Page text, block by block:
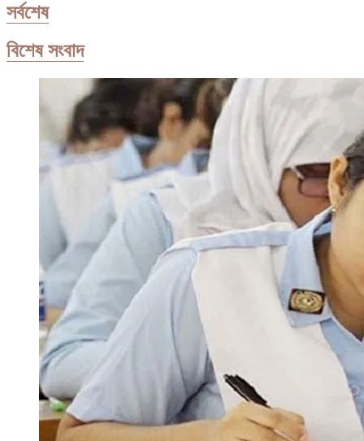
সর্বশেষ
বিশেষ সংবাদ